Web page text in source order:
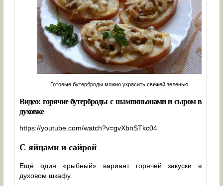
Готовые бутерброды можно украсить свежей зеленью
Видео: горячие бутерброды с шампиньонами и сыром в
духовке
https://youtube.com/watch?v=gvXbnSTkc04
С яйцами и сайрой
Ещё один «рыбный» вариант горячей закуски в
духовом шкафу.